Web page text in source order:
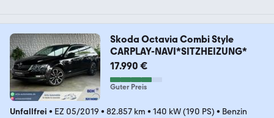
Skoda Octavia Combi Style
CARPLAY-NAVI*SITZHEIZUNG*
17.990 €
Guter Preis
Unfallfrei • EZ 05/2019 • 82.857 km • 140 kW (190 PS) • Benzin